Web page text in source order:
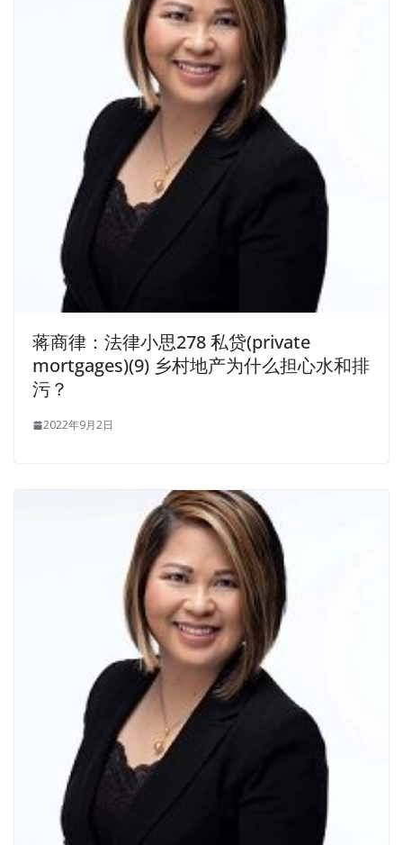
蒋商律：法律小思278 私贷(private
mortgages)(9) 乡村地产为什么担心水和排
污？
2022年9月2日